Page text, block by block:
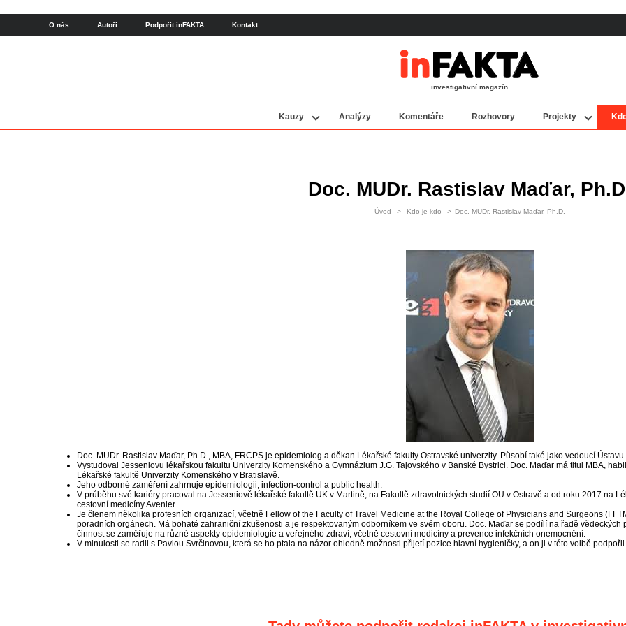
Doc. MUDr. Rastislav Maďar,
Úvod > Kdo je kdo > Doc. MUDr. Rastislav Maďar, Ph.D.
Doc. MUDr. Rastislav Maďar, Ph.D., MBA, FRCPS je epidemiolog a děkan Lékařské fakulty Ostravské univerzity. Působí také jako vedoucí
Vystudoval Jesseniovu lékařskou fakultu Univerzity Komenského a Gymnázium J.G. Tajovského v Banské Bystrici. Doc. Maďar má titul MBA,
Lékařské fakultě Univerzity Komenského v Bratislavě.
Jeho odborné zaměření zahrnuje epidemiologii, infection-control a public health.
V průběhu své kariéry pracoval na Jesseniově lékařské fakultě UK v Martině, na Fakultě zdravotnických studií OU v Ostravě a od roku 2017 na
cestovní medicíny Avenier.
Je členem několika profesních organizací, včetně Fellow of the Faculty of Travel Medicine at the Royal College of Physicians and Surgeons
poradních orgánech. Má bohaté zahraniční zkušenosti a je respektovaným odborníkem ve svém oboru. Doc. Maďar se podílí na řadě
činnost se zaměřuje na různé aspekty epidemiologie a veřejného zdraví, včetně cestovní medicíny a prevence infekčních onemocnění.
V minulosti se radil s Pavlou Svrčinovou, která se ho ptala na názor ohledně možnosti přijetí pozice hlavní hygieničky, a on ji v této volbě podpořil.
investigativní magazín
Kauzy Analýzy Komentáře Rozhovory Projekty
O nás Autoři Podpořit inFAKTA Kontakt